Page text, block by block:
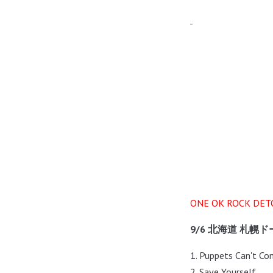
ONE OK ROCK
9/6 北海道 札幌
1. Puppets Can't